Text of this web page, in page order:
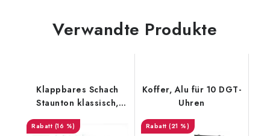
Verwandte Produkte
Klappbares Schach
Staunton klassisch,
(16 %)
Koffer, Alu für 10 DGT-
Uhren
(21 %)